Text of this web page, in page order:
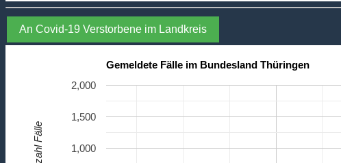
An Covid-19 Verstorbene im Landkreis
Gemeldete Fälle im Bundesland Thüringen
1,000
1,500
2,000
Anzahl Fälle